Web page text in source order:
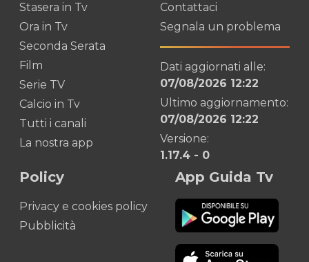
Stasera in Tv
Ora in Tv
Seconda Serata
Film
Serie TV
Calcio in Tv
Tutti i canali
La nostra app
Contattaci
Segnala un problema
Dati aggiornati alle:
07/08/2026 12:22
Ultimo aggiornamento:
07/08/2026 12:22
Versione:
1.17.4 - 0
Policy
Privacy e cookies policy
Pubblicità
App Guida Tv